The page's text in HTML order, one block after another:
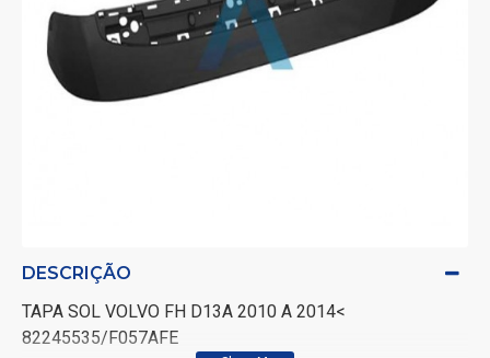
DESCRIÇÃO
TAPA SOL VOLVO FH D13A 2010 A 2014<
82245535/F057AFE